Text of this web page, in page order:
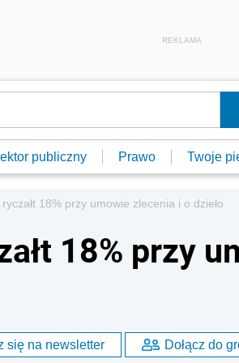
REKLAMA
publiczny Prawo Twoje
18% przy umowie zlecenia i o dzieło
18% przy
się na newsletter Dołącz do